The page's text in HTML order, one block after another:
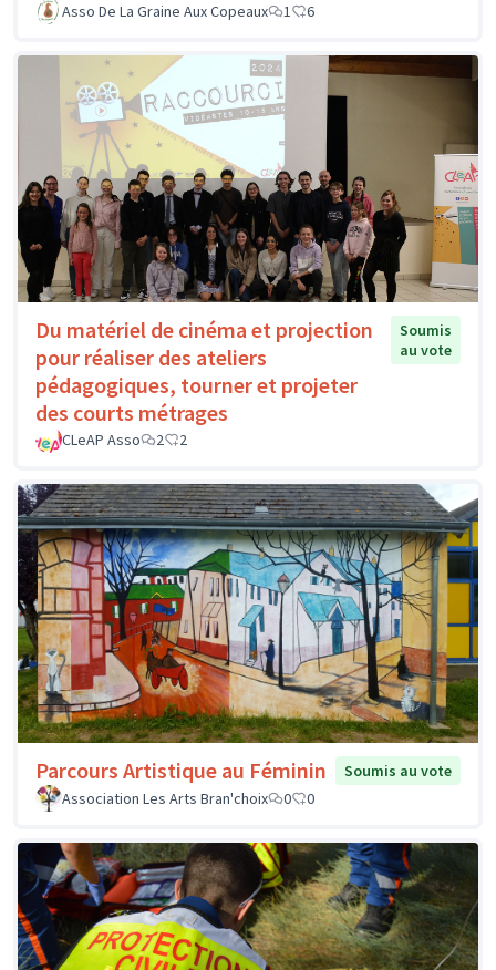
Asso De La Graine Aux Copeaux
1 6
Du matériel de cinéma et projection
pour réaliser des ateliers
pédagogiques, tourner et projeter
des courts métrages
Soumis
au vote
CLeAP Asso 2 2
Parcours Artistique au Féminin
Soumis au vote
Association Les Arts Bran'choix
0 0